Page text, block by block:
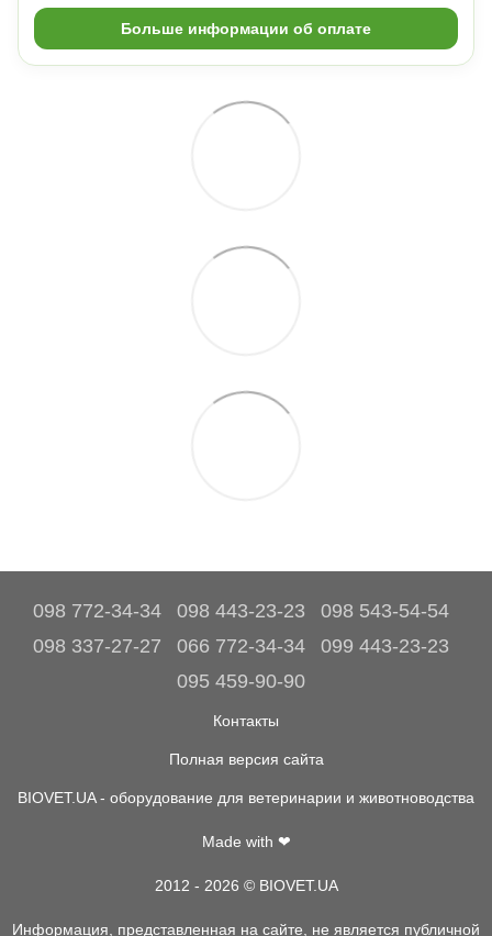
Больше информации об оплате
098 772-34-34 098 443-23-23
098 543-54-54
098 337-27-27
066 772-34-34
099 443-23-23
095 459-90-90
Контакты
Полная версия сайта
BIOVET.UA - оборудование для ветеринарии и животноводства
Made with ❤
2012 - 2026 © BIOVET.UA
Информация, представленная на сайте, не является публичной